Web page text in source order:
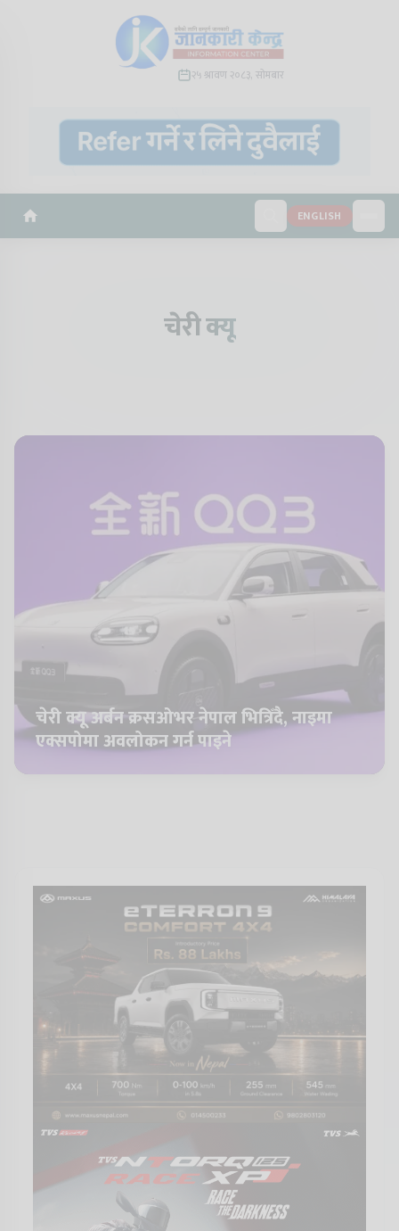
२५ श्रावण २०८३, सोमबार
ENGLISH
चेरी क्यू
चेरी क्यू अर्बन क्रसओभर नेपाल भित्रिँदै, नाइमा
एक्सपोमा अवलोकन गर्न पाइने